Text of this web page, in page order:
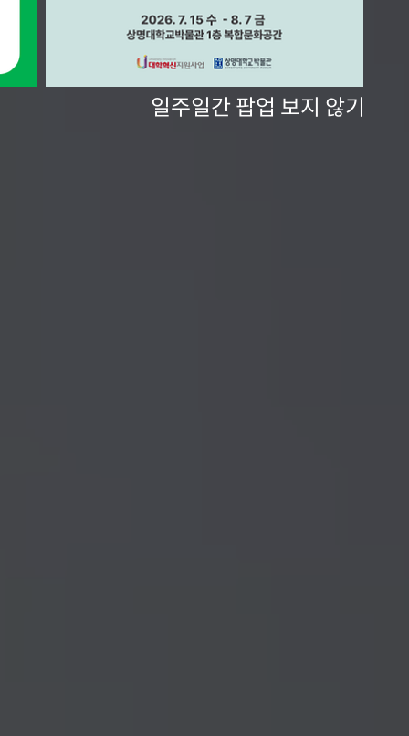
일주일간 팝업 보지 않기